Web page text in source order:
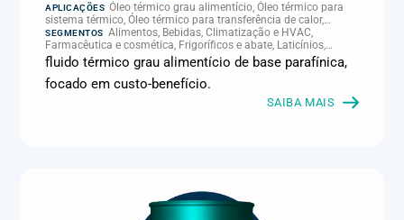
APLICAÇÕES Óleo térmico grau alimentício, Óleo térmico para
sistema térmico, Óleo térmico para transferência de calor,
Transferência térmica
SEGMENTOS Alimentos, Bebidas, Climatização e HVAC,
Farmacêutica e cosmética, Frigoríficos e abate, Laticínios,
Panificação, Plásticos e borracha, Química e petroquímica,
Supermercados e refrigeração comercial
fluido térmico grau alimentício de base parafínica,
focado em custo-benefício.
SAIBA MAIS